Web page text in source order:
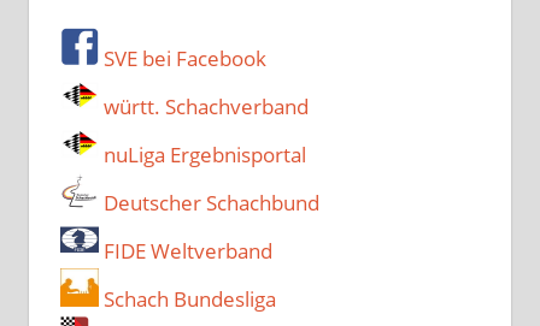
SVE bei Facebook
württ. Schachverband
nuLiga Ergebnisportal
Deutscher Schachbund
FIDE Weltverband
Schach Bundesliga